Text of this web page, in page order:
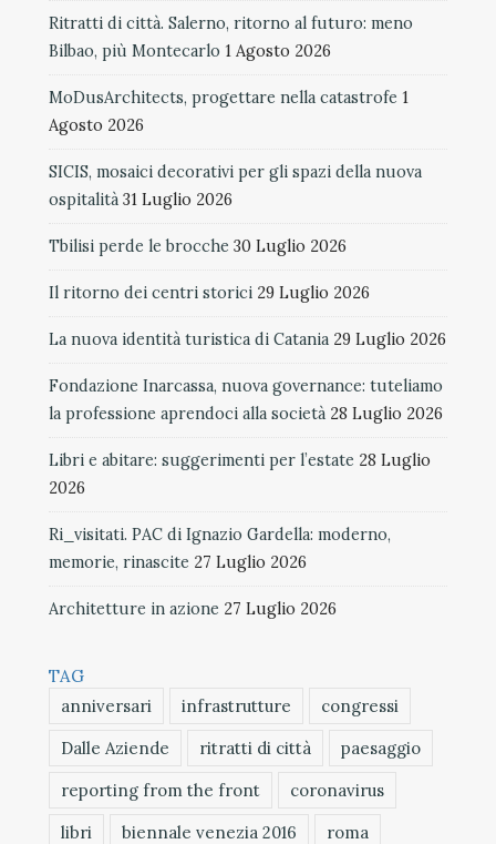
Ritratti di città. Salerno, ritorno al futuro: meno
Bilbao, più Montecarlo 1 Agosto 2026
MoDusArchitects, progettare nella catastrofe 1
Agosto 2026
SICIS, mosaici decorativi per gli spazi della nuova
ospitalità 31 Luglio 2026
Tbilisi perde le brocche 30 Luglio 2026
Il ritorno dei centri storici 29 Luglio 2026
La nuova identità turistica di Catania 29 Luglio 2026
Fondazione Inarcassa, nuova governance: tuteliamo
la professione aprendoci alla società 28 Luglio 2026
Libri e abitare: suggerimenti per l’estate 28 Luglio
2026
Ri_visitati. PAC di Ignazio Gardella: moderno,
memorie, rinascite 27 Luglio 2026
Architetture in azione 27 Luglio 2026
TAG
anniversari
infrastrutture
congressi
Dalle Aziende
ritratti di città
paesaggio
reporting from the front
coronavirus
libri
biennale venezia 2016
roma